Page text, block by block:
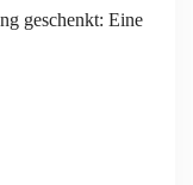
geschenkt: Eine